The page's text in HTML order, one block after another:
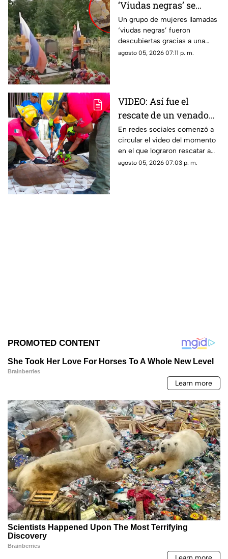
‘Viudas negras’ se
casan con soldados
para cobrar
indemnizaciones
Un grupo de mujeres llamadas
‘viudas negras’ fueron
descubiertas gracias a una
investigación que reveló que
agosto 05, 2026 07:11 p. m.
VIDEO: Así fue el
rescate de un venado
cola blanca en
Cozumel; quedó
atrapado en una malla
ciclónica
En redes sociales comenzó a
circular el video del momento
en el que lograron rescatar a
un venado cola blanca en
agosto 05, 2026 07:03 p. m.